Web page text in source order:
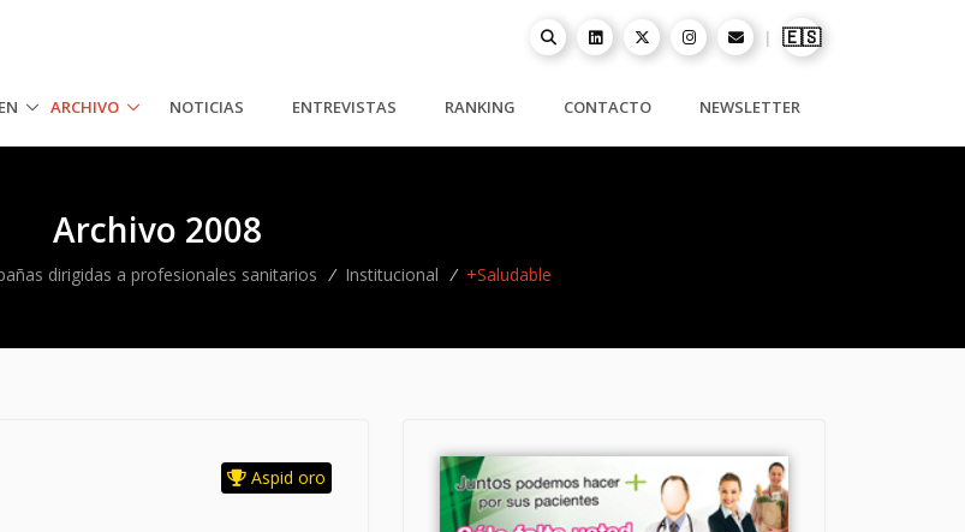
| 🇪🇸
ARCHIVO NOTICIAS ENTREVISTAS RANKING CONTACTO NEWSLETTER
Archivo 2008
dirigidas a profesionales sanitarios / Institucional / +Saludable
Aspid oro